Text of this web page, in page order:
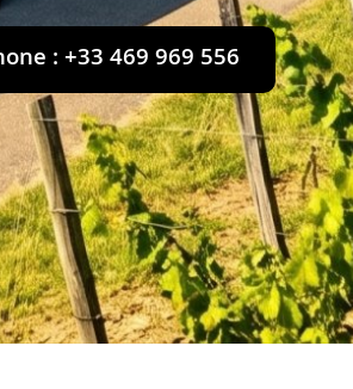
: +33 469 969 556